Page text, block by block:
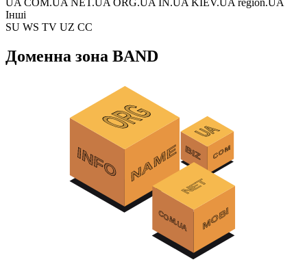
UA COM.UA NET.UA ORG.UA IN.UA KIEV.UA region.UA
Інші
SU WS TV UZ CC
Доменна зона BAND